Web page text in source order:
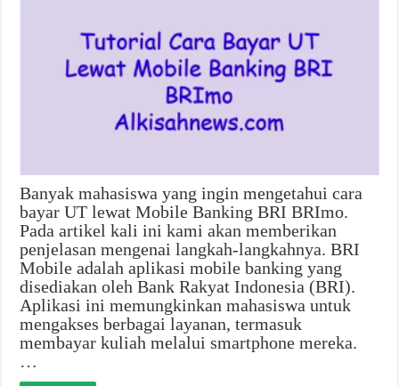
Banyak mahasiswa yang ingin mengetahui cara
bayar UT lewat Mobile Banking BRI BRImo.
Pada artikel kali ini kami akan memberikan
penjelasan mengenai langkah-langkahnya. BRI
Mobile adalah aplikasi mobile banking yang
disediakan oleh Bank Rakyat Indonesia (BRI).
Aplikasi ini memungkinkan mahasiswa untuk
mengakses berbagai layanan, termasuk
membayar kuliah melalui smartphone mereka.
…